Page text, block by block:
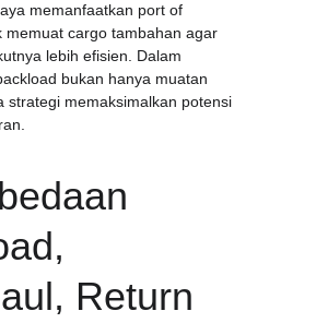
memanfaatkan port of
memuat cargo tambahan agar
lebih efisien. Dalam
bukan hanya muatan
strategi memaksimalkan potensi
Return